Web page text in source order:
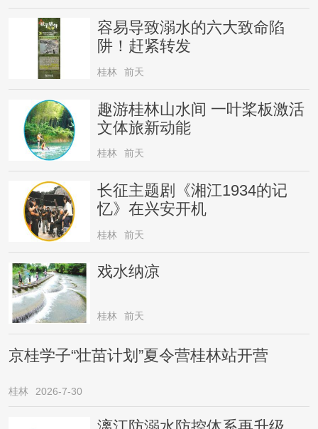
容易导致溺水的六大致命陷
阱！赶紧转发
桂林 前天
趣游桂林山水间 一叶桨板激活
文体旅新动能
桂林 前天
长征主题剧《湘江1934的记
忆》在兴安开机
桂林 前天
戏水纳凉
桂林 前天
京桂学子“壮苗计划”夏令营桂林站开营
桂林 2026-7-30